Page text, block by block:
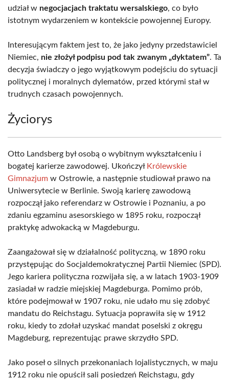
udział w negocjacjach traktatu wersalskiego, co było
istotnym wydarzeniem w kontekście powojennej Europy.
Interesującym faktem jest to, że jako jedyny przedstawiciel
Niemiec, nie złożył podpisu pod tak zwanym „dyktatem”. Ta
decyzja świadczy o jego wyjątkowym podejściu do sytuacji
politycznej i moralnych dylematów, przed którymi stał w
trudnych czasach powojennych.
Życiorys
Otto Landsberg był osobą o wybitnym wykształceniu i
bogatej karierze zawodowej. Ukończył Królewskie
Gimnazjum w Ostrowie, a następnie studiował prawo na
Uniwersytecie w Berlinie. Swoją karierę zawodową
rozpoczął jako referendarz w Ostrowie i Poznaniu, a po
zdaniu egzaminu asesorskiego w 1895 roku, rozpoczął
praktykę adwokacką w Magdeburgu.
Zaangażował się w działalność polityczną, w 1890 roku
przystępując do Socjaldemokratycznej Partii Niemiec (SPD).
Jego kariera polityczna rozwijała się, a w latach 1903-1909
zasiadał w radzie miejskiej Magdeburga. Pomimo prób,
które podejmował w 1907 roku, nie udało mu się zdobyć
mandatu do Reichstagu. Sytuacja poprawiła się w 1912
roku, kiedy to zdołał uzyskać mandat poselski z okręgu
Magdeburg, reprezentując prawe skrzydło SPD.
Jako poseł o silnych przekonaniach lojalistycznych, w maju
1912 roku nie opuścił sali posiedzeń Reichstagu, gdy